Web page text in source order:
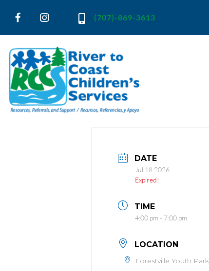
(707)-869-3613
DATE
Jul 18 2026
Expired!
TIME
4:00 pm - 7:00 pm
LOCATION
Forestville Youth Park